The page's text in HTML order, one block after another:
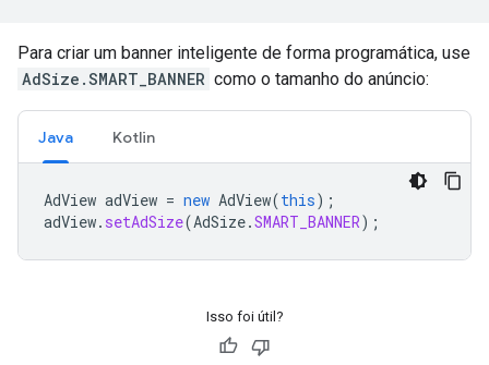
Para criar um banner inteligente de forma programática, use
AdSize.SMART_BANNER como o tamanho do anúncio:
Java Kotlin
AdView adView = new AdView(this);
adView. setAdSize(AdSize.SMART_BANNER);
Isso foi útil?